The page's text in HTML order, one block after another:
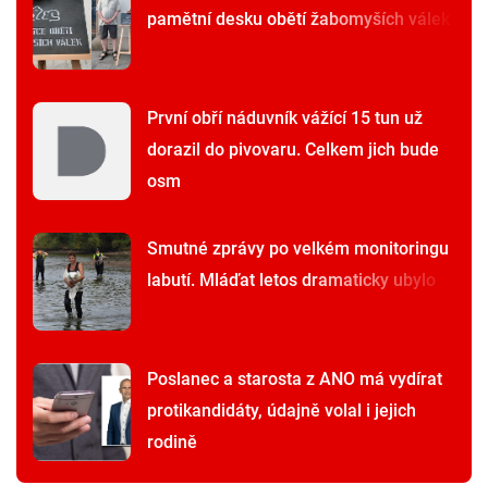
pamětní desku obětí žabomyších válek
První obří náduvník vážící 15 tun už
dorazil do pivovaru. Celkem jich bude
osm
Smutné zprávy po velkém monitoringu
labutí. Mláďat letos dramaticky ubylo
Poslanec a starosta z ANO má vydírat
protikandidáty, údajně volal i jejich
rodině